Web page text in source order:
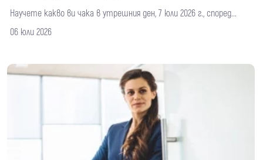
Научете какво ви чака в утрешния ден, 7 юли 2026 г., според...
06 юли 2026